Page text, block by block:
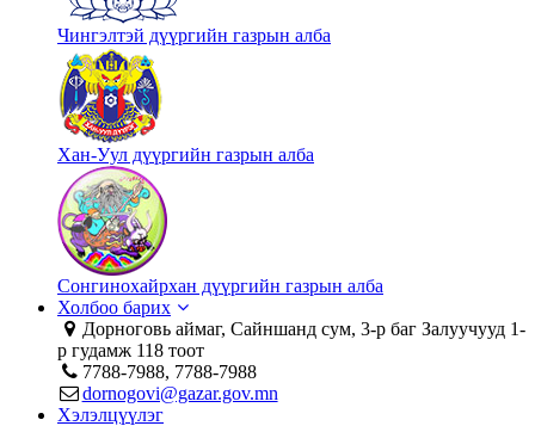
Чингэлтэй дүүргийн газрын алба
Хан-Уул дүүргийн газрын алба
Сонгинохайрхан дүүргийн газрын алба
Холбоо барих
Дорноговь аймаг, Сайншанд сум, 3-р баг Залуучууд 1-
р гудамж 118 тоот
7788-7988, 7788-7988
dornogovi@gazar.gov.mn
Хэлэлцүүлэг